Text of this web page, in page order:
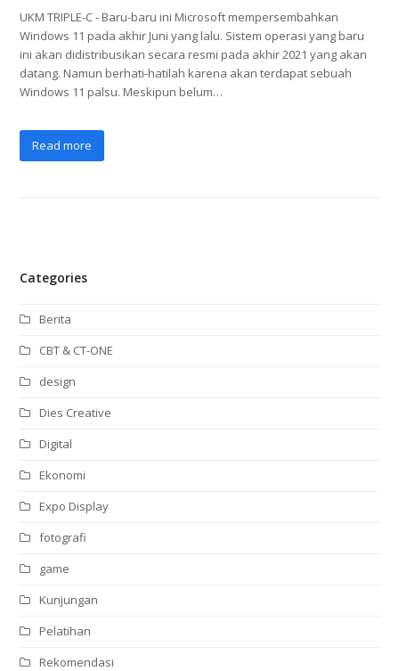
UKM TRIPLE-C - Baru-baru ini Microsoft mempersembahkan
Windows 11 pada akhir Juni yang lalu. Sistem operasi yang baru
ini akan didistribusikan secara resmi pada akhir 2021 yang akan
datang. Namun berhati-hatilah karena akan terdapat sebuah
Windows 11 palsu. Meskipun belum…
Read more
Categories
Berita
CBT & CT-ONE
design
Dies Creative
Digital
Ekonomi
Expo Display
fotografi
game
Kunjungan
Pelatihan
Rekomendasi